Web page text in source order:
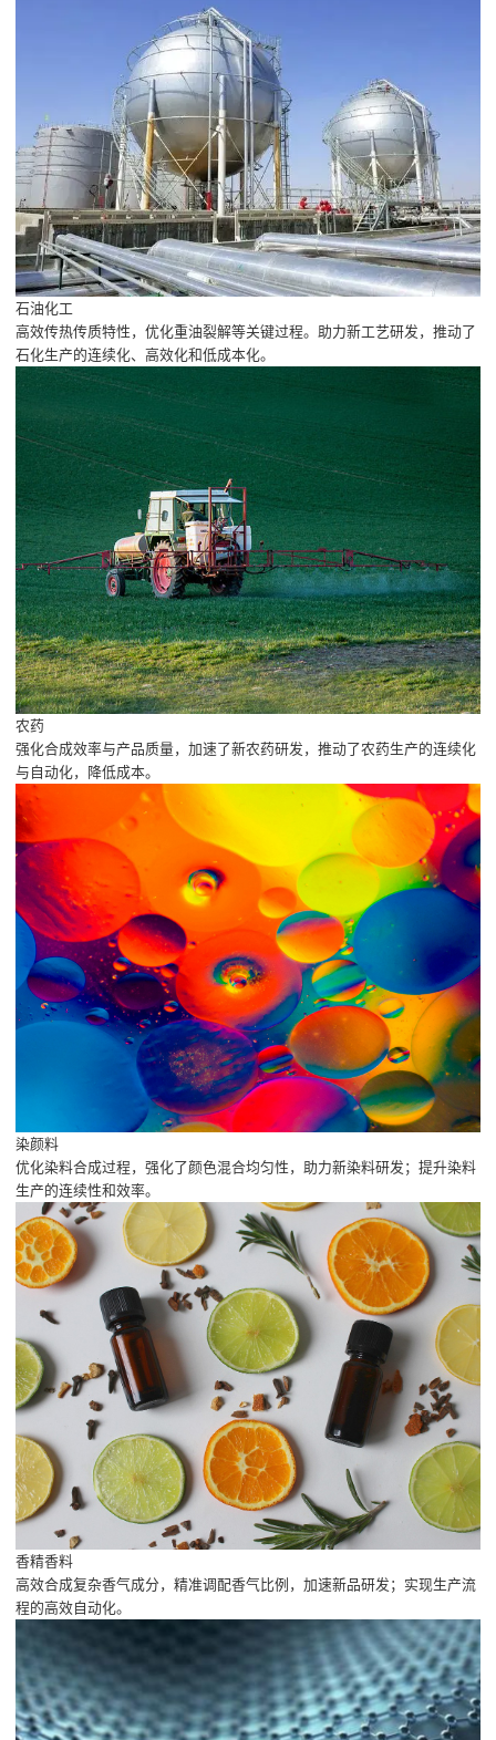
石油化工
高效传热传质特性，优化重油裂解等关键过程。助力新工艺研发，推动了
石化生产的连续化、高效化和低成本化。
农药
强化合成效率与产品质量，加速了新农药研发，推动了农药生产的连续化
与自动化，降低成本。
染颜料
优化染料合成过程，强化了颜色混合均匀性，助力新染料研发；提升染料
生产的连续性和效率。
香精香料
高效合成复杂香气成分，精准调配香气比例，加速新品研发；实现生产流
程的高效自动化。